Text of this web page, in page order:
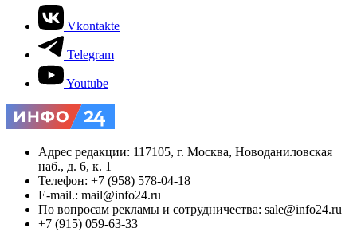
Vkontakte
Telegram
Youtube
Адрес редакции: 117105, г. Москва, Новоданиловская
наб., д. 6, к. 1
Телефон: +7 (958) 578-04-18
E-mail.: mail@info24.ru
По вопросам рекламы и сотрудничества: sale@info24.ru
+7 (915) 059-63-33